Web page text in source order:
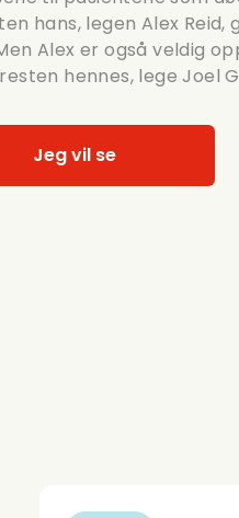
hans, legen Alex
Alex er også veldig
hennes, lege Joel
Jeg vil se